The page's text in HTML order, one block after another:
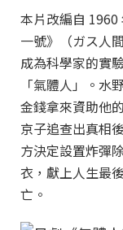
本片改編自
一號》（ガス人
成為科學家的實
「氣體人」。水
金錢拿來資助他
京子追查出真相
方決定設置炸彈
衣，獻上人生最
亡。